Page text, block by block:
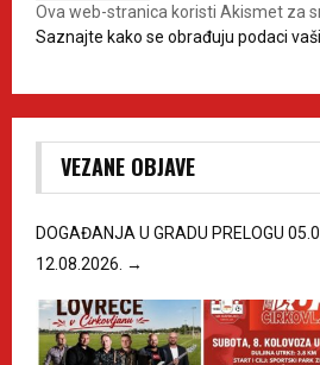
Ova web-stranica koristi Akismet za
Saznajte kako se obrađuju podaci
VEZANE OBJAVE
DOGAĐANJA U GRADU PRELOGU
12.08.2026. →